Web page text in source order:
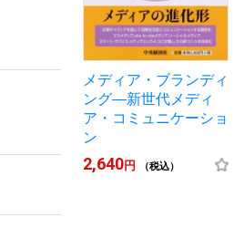
メディア・ブランディ
ング―新世代メディ
ア・コミュニケーショ
ン
2,640円 （税込）